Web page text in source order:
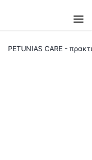
PETUNIAS CARE -